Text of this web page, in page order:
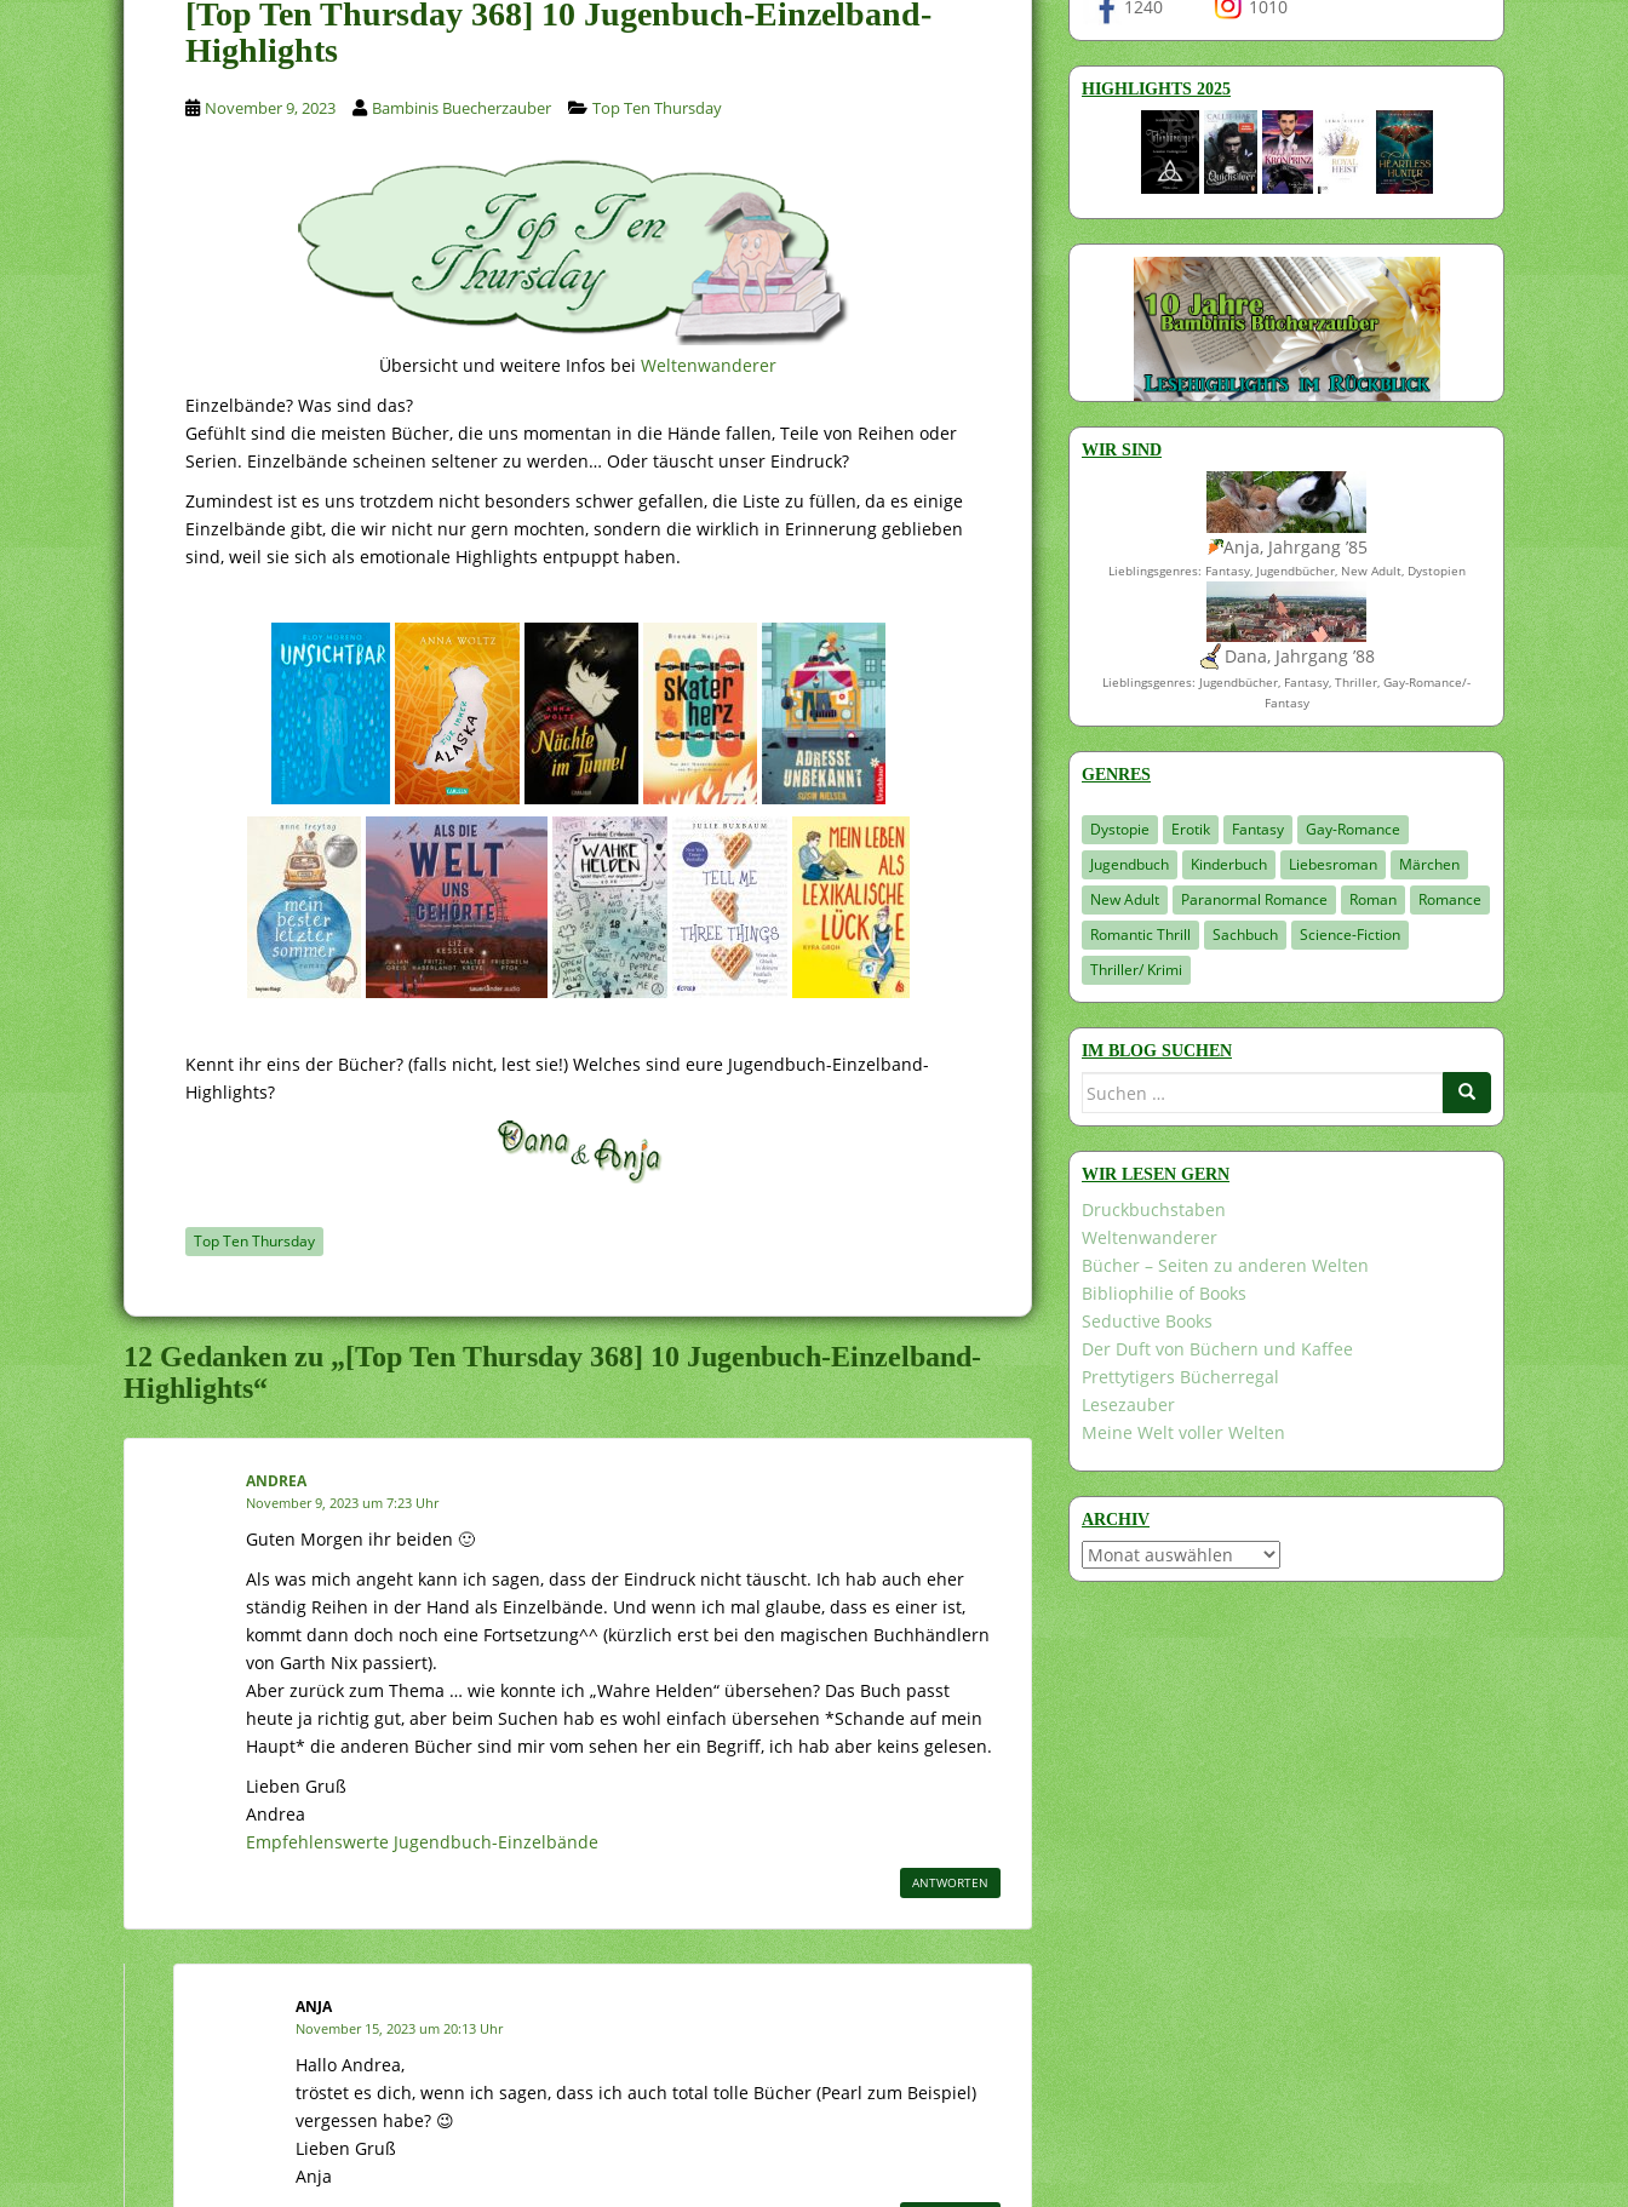
[Top Ten Thursday 368] 10 Jugenbuch-Einzelband-
Highlights
November 9, 2023 Bambinis Buecherzauber Top Ten Thursday
Übersicht und weitere Infos bei Weltenwanderer
Einzelbände? Was sind das?
Gefühlt sind die meisten Bücher, die uns momentan in die Hände fallen, Teile von Reihen oder
Serien. Einzelbände scheinen seltener zu werden… Oder täuscht unser Eindruck?
Zumindest ist es uns trotzdem nicht besonders schwer gefallen, die Liste zu füllen, da es einige
Einzelbände gibt, die wir nicht nur gern mochten, sondern die wirklich in Erinnerung geblieben
sind, weil sie sich als emotionale Highlights entpuppt haben.
Kennt ihr eins der Bücher? (falls nicht, lest sie!) Welches sind eure Jugendbuch-Einzelband-
Highlights?
Top Ten Thursday
12 Gedanken zu „[Top Ten Thursday 368] 10 Jugenbuch-Einzelband-
Highlights“
ANDREA
November 9, 2023 um 7:23 Uhr
Guten Morgen ihr beiden 🙂
Als was mich angeht kann ich sagen, dass der Eindruck nicht täuscht. Ich hab auch eher
ständig Reihen in der Hand als Einzelbände. Und wenn ich mal glaube, dass es einer ist,
kommt dann doch noch eine Fortsetzung^^ (kürzlich erst bei den magischen Buchhändlern
von Garth Nix passiert).
Aber zurück zum Thema … wie konnte ich „Wahre Helden“ übersehen? Das Buch passt
heute ja richtig gut, aber beim Suchen hab es wohl einfach übersehen *Schande auf mein
Haupt* die anderen Bücher sind mir vom sehen her ein Begriff, ich hab aber keins gelesen.
Lieben Gruß
Andrea
Empfehlenswerte Jugendbuch-Einzelbände
ANTWORTEN
ANJA
November 15, 2023 um 20:13 Uhr
Hallo Andrea,
tröstet es dich, wenn ich sagen, dass ich auch total tolle Bücher (Pearl zum Beispiel)
vergessen habe? 😉
Lieben Gruß
Anja
1240 1010
HIGHLIGHTS 2025
WIR SIND
Anja, Jahrgang ’85
Lieblingsgenres: Fantasy, Jugendbücher, New Adult, Dystopien
Dana, Jahrgang ’88
Lieblingsgenres: Jugendbücher, Fantasy, Thriller, Gay-Romance/-
Fantasy
GENRES
Dystopie Erotik Fantasy
Gay-Romance
Jugendbuch
Kinderbuch Liebesroman
Märchen
New Adult
Paranormal Romance Roman
Romance
Romantic Thrill
Sachbuch
Science-Fiction
Thriller/ Krimi
IM BLOG SUCHEN
Suchen
WIR LESEN GERN
Druckbuchstaben
Weltenwanderer
Bücher – Seiten zu anderen Welten
Bibliophilie of Books
Seductive Books
Der Duft von Büchern und Kaffee
Prettytigers Bücherregal
Lesezauber
Meine Welt voller Welten
ARCHIV
Archiv